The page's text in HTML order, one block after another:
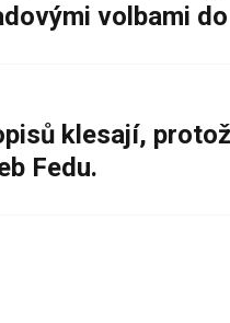
volbami
klesají,
Fedu.